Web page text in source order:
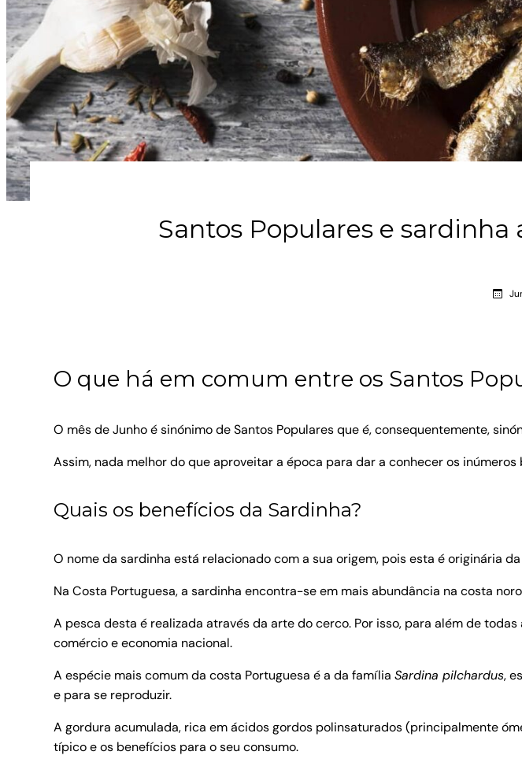
Santos Populares e
O que há em comum entre os Santos
O mês de Junho é sinónimo de Santos Populares que é, consequentemente,
Assim, nada melhor do que aproveitar a época para dar a conhecer os
Quais os benefícios da Sardinha?
O nome da sardinha está relacionado com a sua origem, pois esta é originária
Na Costa Portuguesa, a sardinha encontra-se em mais abundância na costa
A pesca desta é realizada através da arte do cerco. Por isso, para além de
comércio e economia nacional.
A espécie mais comum da costa Portuguesa é a da família Sardina pilchardus,
e para se reproduzir.
A gordura acumulada, rica em ácidos gordos polinsaturados (principalmente
típico e os benefícios para o seu consumo.